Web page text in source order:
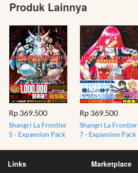
Produk Lainnya
Rp 369.500
Shangri La Frontier
5 - Expansion Pack
Rp 369.500
Shangri La Frontier
7 - Expansion Pack
Links Marketplace